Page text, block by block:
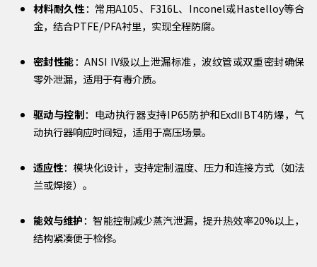
材料耐久性：常用A105、F316L、Inconel或Hastelloy等合
金，结合PTFE/PFA衬里，实现全程防腐。
密封性能：ANSI IV级以上泄漏标准，波纹管或双重密封确保
零外泄漏，适用于有毒介质。
驱动与控制：电动执行器支持IP65防护和ExdⅡBT4防爆，气
动执行器响应时间短，适用于高压场景。
适应性：模块化设计，支持定制温度、压力和连接方式（如法
兰或焊接）。
能效与维护：智能控制减少蒸汽泄漏，提升热效率20%以上，
结构紧凑便于检修。